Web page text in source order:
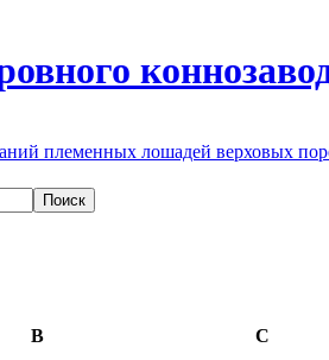
племенных лошадей верховых
В С